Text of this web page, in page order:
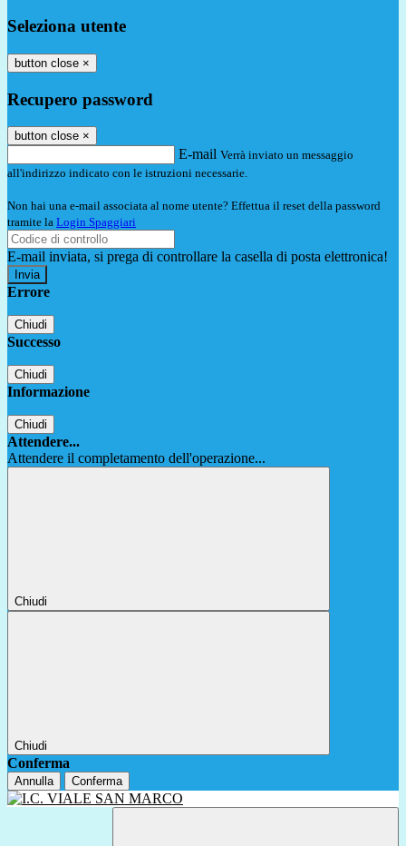
Seleziona utente
button close ×
Recupero password
button close ×
E-mail Verrà inviato un messaggio
all'indirizzo indicato con le istruzioni necessarie.
Non hai una e-mail associata al nome utente? Effettua il reset della password
tramite la Login Spaggiari
E-mail inviata, si prega di controllare la casella di posta elettronica!
Errore
Chiudi
Successo
Chiudi
Informazione
Chiudi
Attendere...
Attendere il completamento dell'operazione...
Chiudi
Chiudi
Conferma
Annulla Conferma